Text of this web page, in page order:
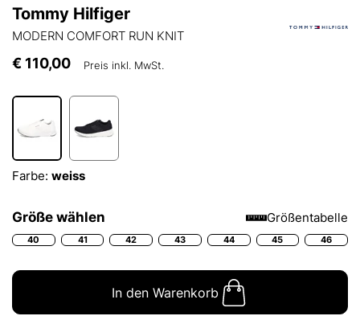
Tommy Hilfiger
MODERN COMFORT RUN KNIT
€ 110,00 Preis inkl. MwSt.
Farbe: weiss
Größe wählen Größentabelle
40 41 42 43 44 45 46
In den Warenkorb